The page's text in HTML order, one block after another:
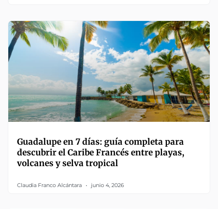
Guadalupe en 7 días: guía completa para
descubrir el Caribe Francés entre playas,
volcanes y selva tropical
Claudia Franco Alcántara junio 4, 2026